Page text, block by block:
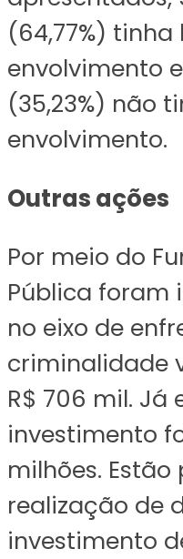
(64,77%)
envolvimento
(35,23%) não
envolvimento.
Outras ações
Por meio do
Pública foram
no eixo de
criminalidade
R$ 706 mil. Já
investimento
milhões.
realização de
investimento